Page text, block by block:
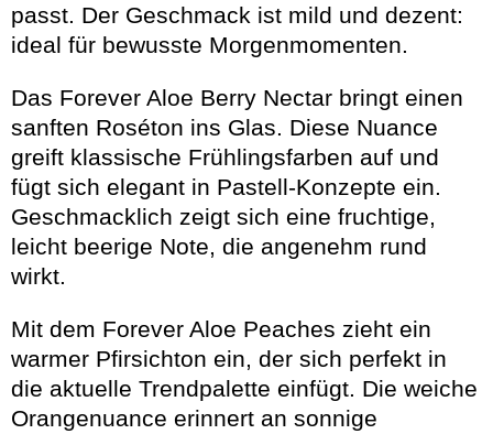
passt. Der Geschmack ist mild und dezent:
ideal für bewusste Morgenmomenten.
Das Forever Aloe Berry Nectar bringt einen
sanften Roséton ins Glas. Diese Nuance
greift klassische Frühlingsfarben auf und
fügt sich elegant in Pastell-Konzepte ein.
Geschmacklich zeigt sich eine fruchtige,
leicht beerige Note, die angenehm rund
wirkt.
Mit dem Forever Aloe Peaches zieht ein
warmer Pfirsichton ein, der sich perfekt in
die aktuelle Trendpalette einfügt. Die weiche
Orangenuance erinnert an sonnige